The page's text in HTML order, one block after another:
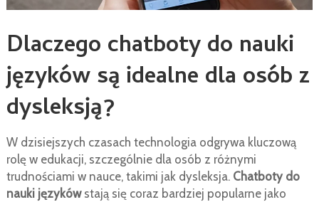
Dlaczego chatboty do nauki
języków są idealne dla osób z
dysleksją?
W dzisiejszych czasach technologia odgrywa kluczową
rolę w edukacji, szczególnie dla osób z różnymi
trudnościami w nauce, takimi jak dysleksja. Chatboty do
nauki językówstają się coraz bardziej popularne jako